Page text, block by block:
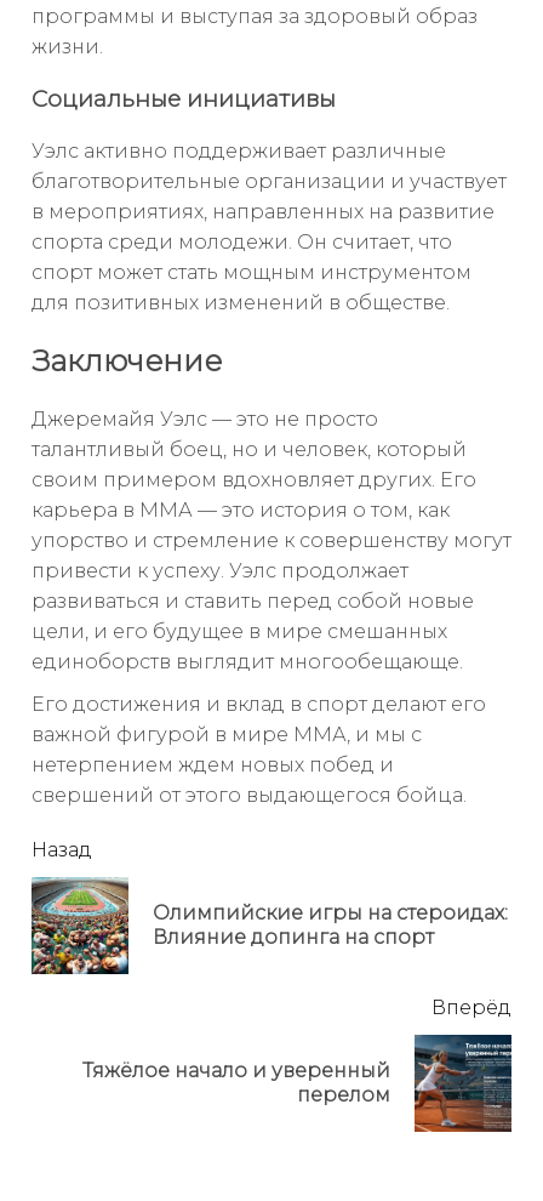
программы и выступая за здоровый образ
жизни.
Социальные инициативы
Уэлс активно поддерживает различные
благотворительные организации и участвует
в мероприятиях, направленных на развитие
спорта среди молодежи. Он считает, что
спорт может стать мощным инструментом
для позитивных изменений в обществе.
Заключение
Джеремайя Уэлс — это не просто
талантливый боец, но и человек, который
своим примером вдохновляет других. Его
карьера в ММА — это история о том, как
упорство и стремление к совершенству могут
привести к успеху. Уэлс продолжает
развиваться и ставить перед собой новые
цели, и его будущее в мире смешанных
единоборств выглядит многообещающе.
Его достижения и вклад в спорт делают его
важной фигурой в мире ММА, и мы с
нетерпением ждем новых побед и
свершений от этого выдающегося бойца.
читать
еще
Назад
Олимпийские игры на стероидах:
Влияние допинга на спорт
Вперёд
Тяжёлое начало и уверенный
перелом